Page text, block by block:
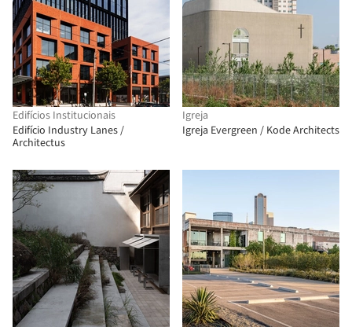
Edifícios Institucionais
Edifício Industry Lanes /
Architectus
Igreja
Igreja Evergreen / Kode Architects